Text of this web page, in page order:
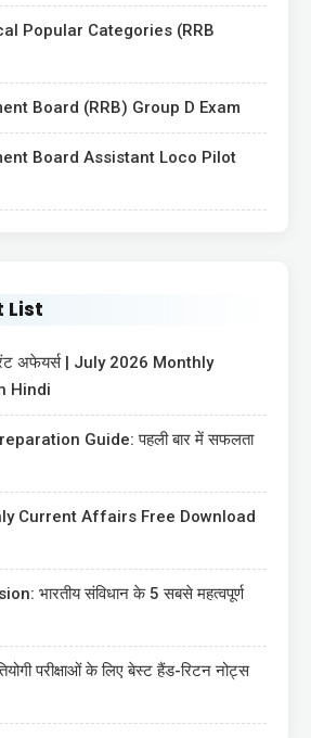
Popular Categories (RRB
Board (RRB) Group D Exam
Board Assistant Loco Pilot
List
अफेयर्स | July 2026 Monthly
Hindi
Guide: पहली बार में सफलता
Current Affairs Free Download
भारतीय संविधान के 5 सबसे महत्वपूर्ण
परीक्षाओं के लिए बेस्ट हैंड-रिटन नोट्स